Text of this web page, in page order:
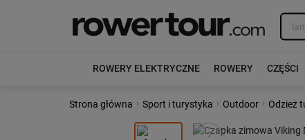
ROWERY ELEKTRYCZNE ROWERY CZĘŚCI
Strona główna › Sport i turystyka › Outdoor › Odzież
Poprzedni